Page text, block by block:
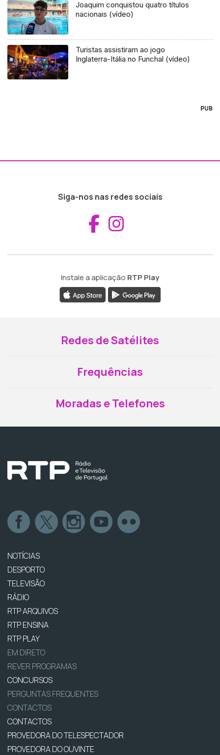
Joaquim conquistou quatro títulos
nacionais (vídeo)
Turistas assistiram ao jogo
Inglaterra-Itália no Funchal (vídeo)
PUB
Siga-nos nas redes sociais
Aceder ao
Instale a aplicação RTP Play
Redes de Satélites
Frequências
Moradas e Telefones
NOTÍCIAS
DESPORTO
TELEVISÃO
RÁDIO
RTP ARQUIVOS
RTP ENSINA
RTP PLAY
EM DIRETO
REVER PROGRAMAS
CONCURSOS
PERGUNTAS FREQUENTES
CONTACTOS
CONTACTOS
PROVEDORA DO TELESPECTADOR
PROVEDORA DO OUVINTE